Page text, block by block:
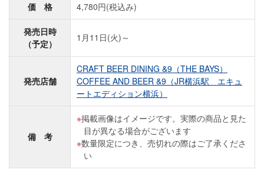
価 格 4,780円(税込み)
発売日時
（予定）
1月11日(火)～
発売店舗
CRAFT BEER DINING &9（THE BAYS）
COFFEE AND BEER &9（JR横浜駅 エキュ
ートエディション横浜）
備 考
掲載画像はイメージです。実際の商品と見た
目が異なる場合がございます
数量限定につき、売切れの際はご了承くださ
い